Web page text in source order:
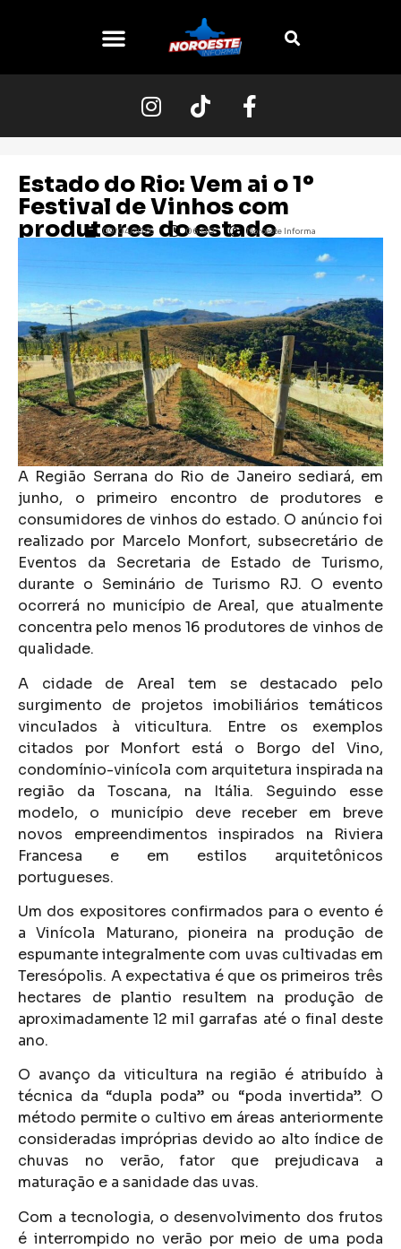
Estado do Rio: Vem ai o 1º
Festival de Vinhos com
produtores do estado
09/04/2026 06:00 Noroeste Informa
A Região Serrana do Rio de Janeiro sediará, em
junho, o primeiro encontro de produtores e
consumidores de vinhos do estado. O anúncio foi
realizado por Marcelo Monfort, subsecretário de
Eventos da Secretaria de Estado de Turismo,
durante o Seminário de Turismo RJ. O evento
ocorrerá no município de Areal, que atualmente
concentra pelo menos 16 produtores de vinhos de
qualidade.
A cidade de Areal tem se destacado pelo
surgimento de projetos imobiliários temáticos
vinculados à viticultura. Entre os exemplos
citados por Monfort está o Borgo del Vino,
condomínio-vinícola com arquitetura inspirada na
região da Toscana, na Itália. Seguindo esse
modelo, o município deve receber em breve
novos empreendimentos inspirados na Riviera
Francesa e em estilos arquitetônicos
portugueses.
Um dos expositores confirmados para o evento é
a Vinícola Maturano, pioneira na produção de
espumante integralmente com uvas cultivadas em
Teresópolis. A expectativa é que os primeiros três
hectares de plantio resultem na produção de
aproximadamente 12 mil garrafas até o final deste
ano.
O avanço da viticultura na região é atribuído à
técnica da “dupla poda” ou “poda invertida”. O
método permite o cultivo em áreas anteriormente
consideradas impróprias devido ao alto índice de
chuvas no verão, fator que prejudicava a
maturação e a sanidade das uvas.
Com a tecnologia, o desenvolvimento dos frutos
é interrompido no verão por meio de uma poda